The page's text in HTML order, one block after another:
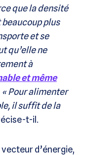
que la densité
beaucoup plus
et se
qu’elle ne
à
et même
« Pour alimenter
il suffit de la
t-il.
d’énergie,